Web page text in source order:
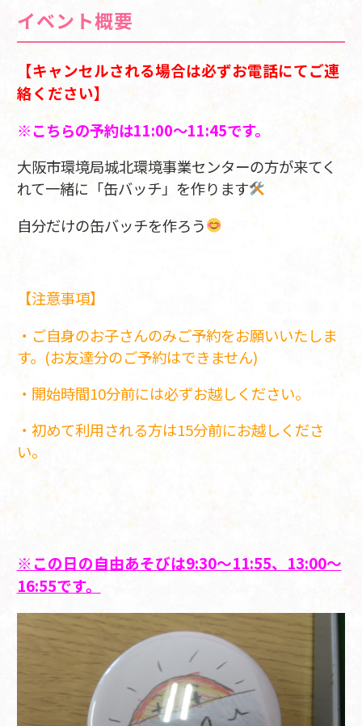
イベント概要
【キャンセルされる場合は必ずお電話にてご連
絡ください】
※こちらの予約は11:00～11:45です。
大阪市環境局城北環境事業センターの方が来てく
れて一緒に「缶バッチ」を作ります
自分だけの缶バッチを作ろう
【注意事項】
・ご自身のお子さんのみご予約をお願いいたしま
す。(お友達分のご予約はできません)
・開始時間10分前には必ずお越しください。
・初めて利用される方は15分前にお越しくださ
い。
※この日の自由あそびは9:30～11:55、13:00～
16:55です。